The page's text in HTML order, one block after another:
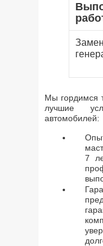
Мы гордимся
лучшие
автомобилей:
7